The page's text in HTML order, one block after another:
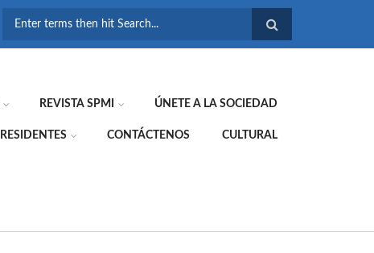
REVISTA SPMI ÚNETE A LA SOCIEDAD
RESIDENTES CONTÁCTENOS CULTURAL